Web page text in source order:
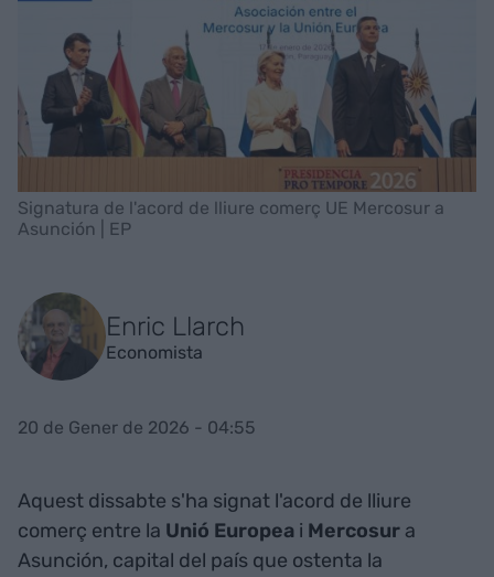
Signatura de l'acord de lliure comerç UE Mercosur a
Asunción | EP
Enric Llarch
Economista
20 de Gener de 2026 - 04:55
Aquest dissabte s'ha signat l'acord de lliure
comerç entre la Unió Europea i Mercosur a
Asunción, capital del país que ostenta la